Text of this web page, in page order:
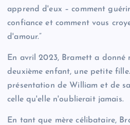
apprend d'eux – comment
confiance et comment vous
d'amour.”
En avril 2023, Bramett a donné
deuxième enfant, une petite
présentation de William et de
celle qu'elle n'oublierait jamais.
En tant que mère célibataire,